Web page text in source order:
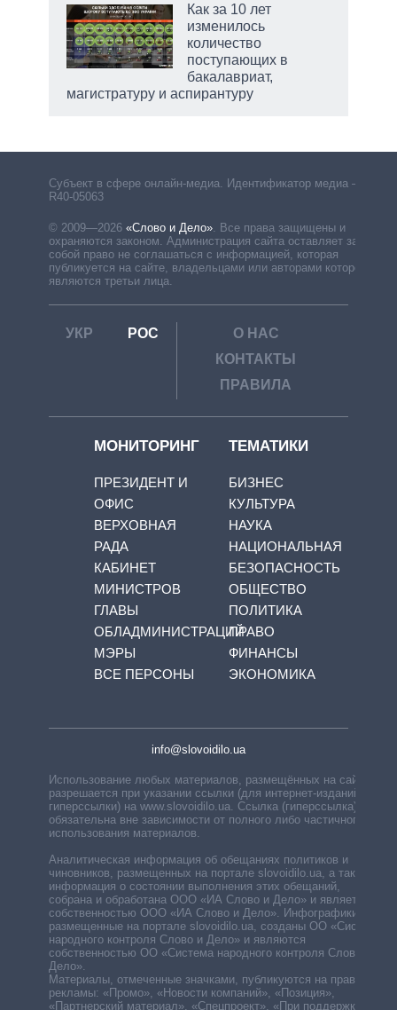
Как за 10 лет
изменилось
количество
поступающих в
бакалавриат,
магистратуру и аспирантуру
Субъект в сфере онлайн-медиа. Идентификатор медиа –
R40-05063
© 2009—2026 «Слово и Дело» Все права защищены и
охраняются законом. Администрация сайта оставляет за
собой право не соглашаться с информацией, которая
публикуется на сайте, владельцами или авторами которой
являются третьи лица.
УКР РОС
О НАС
КОНТАКТЫ
ПРАВИЛА
МОНИТОРИНГ
ПРЕЗИДЕНТ И
ОФИС
ВЕРХОВНАЯ
РАДА
КАБИНЕТ
МИНИСТРОВ
ГЛАВЫ
ОБЛАДМИНИСТРАЦИЙ
МЭРЫ
ВСЕ ПЕРСОНЫ
ТЕМАТИКИ
БИЗНЕС
КУЛЬТУРА
НАУКА
НАЦИОНАЛЬНАЯ
БЕЗОПАСНОСТЬ
ОБЩЕСТВО
ПОЛИТИКА
ПРАВО
ФИНАНСЫ
ЭКОНОМИКА
info@slovoidilo.ua
Использование любых материалов, размещённых на сайте,
разрешается при указании ссылки (для интернет-изданий —
гиперссылки) на www.slovoidilo.ua. Ссылка (гиперссылка)
обязательна вне зависимости от полного либо частичного
использования материалов.
Аналитическая информация об обещаниях политиков и
чиновников, размещенных на портале slovoidilo.ua, а также
информация о состоянии выполнения этих обещаний,
собрана и обработана ООО «ИА Слово и Дело» и является
собственностью ООО «ИА Слово и Дело». Инфографики,
размещенные на портале slovoidilo.ua, созданы ОО «Система
народного контроля Слово и Дело» и являются
собственностью ОО «Система народного контроля Слово и
Дело».
Материалы, отмеченные значками, публикуются на правах
рекламы: «Промо», «Новости компаний», «Позиция»,
«Партнерский материал», «Спецпроект», «При поддержке».